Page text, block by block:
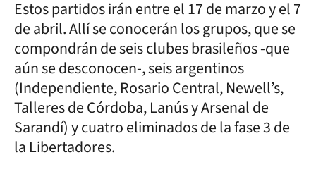
Estos partidos irán entre el 17 de marzo y el 7
de abril. Allí se conocerán los grupos, que se
compondrán de seis clubes brasileños -que
aún se desconocen-, seis argentinos
(Independiente, Rosario Central, Newell’s,
Talleres de Córdoba, Lanús y Arsenal de
Sarandí) y cuatro eliminados de la fase 3 de
la Libertadores.